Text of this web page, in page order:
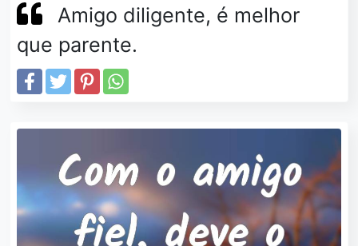
Amigo diligente, é melhor
que parente.